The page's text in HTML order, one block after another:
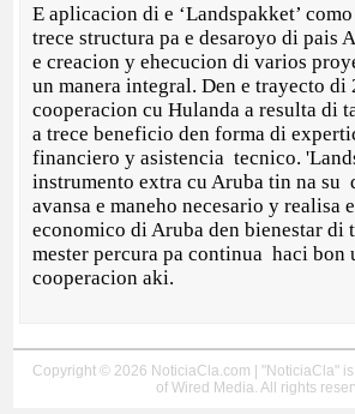
E aplicacion di e ‘Landspakket’
trece structura pa e desaroyo di pais
e creacion y ehecucion di varios
un manera integral. Den e trayecto di
cooperacion cu Hulanda a resulta di
a trece beneficio den forma di
financiero y asistencia tecnico.
instrumento extra cu Aruba tin na su
avansa e maneho necesario y realisa
economico di Aruba den bienestar di
mester percura pa continua haci bon
cooperacion aki.
Copyright © 2026 NoticiaCla.com | "NoticiaCla"
of Wired Media. All rights